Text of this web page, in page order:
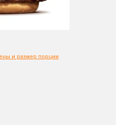
и размер порции